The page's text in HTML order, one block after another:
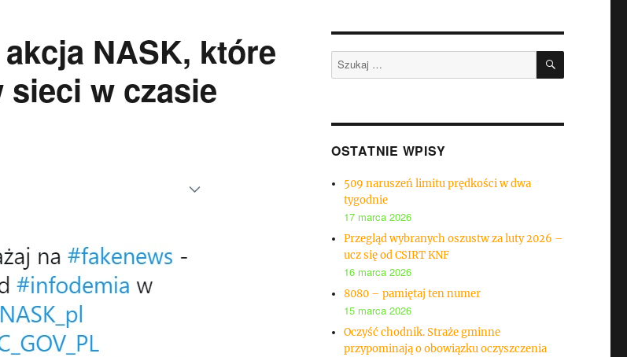
NASK, które
w czasie
Szukaj: SZUKAJ
OSTATNIE WPISY
509 naruszeń limitu prędkości w dwa
tygodnie
17 marca 2026
Przegląd wybranych oszustw za luty 2026 –
ucz się od CSIRT KNF
16 marca 2026
8080 – pamiętaj ten numer
15 marca 2026
Oczyść chodnik. Straże gminne
przypominają o obowiązku oczyszczenia